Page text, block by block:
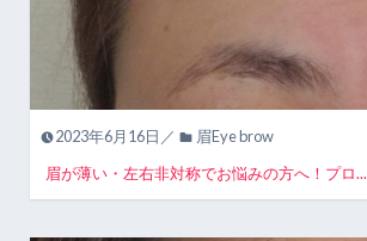
2023年6月16日／
眉Eye brow
眉が薄い・左右非対称でお悩みの方へ！プロ...